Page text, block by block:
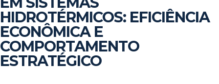
HIDROTÉRMICOS: EFICIÊNCIA
ECONÔMICA E
COMPORTAMENTO
ESTRATÉGICO